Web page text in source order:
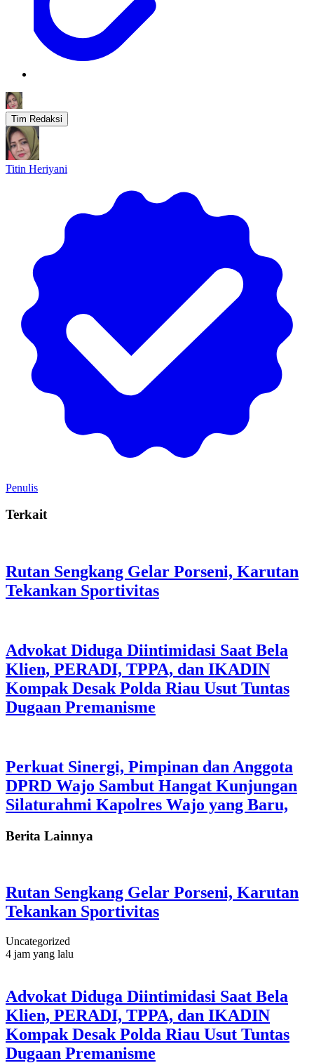
Tim Redaksi
Titin Heriyani
Penulis
Terkait
Rutan Sengkang Gelar Porseni, Karutan
Tekankan Sportivitas
Advokat Diduga Diintimidasi Saat Bela
Klien, PERADI, TPPA, dan IKADIN
Kompak Desak Polda Riau Usut Tuntas
Dugaan Premanisme
Perkuat Sinergi, Pimpinan dan Anggota
DPRD Wajo Sambut Hangat Kunjungan
Silaturahmi Kapolres Wajo yang Baru,
Berita Lainnya
Rutan Sengkang Gelar Porseni, Karutan
Tekankan Sportivitas
Uncategorized
4 jam yang lalu
Advokat Diduga Diintimidasi Saat Bela
Klien, PERADI, TPPA, dan IKADIN
Kompak Desak Polda Riau Usut Tuntas
Dugaan Premanisme